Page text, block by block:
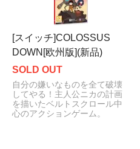
[スイッチ]COLOSSUS
DOWN[欧州版](新品)
SOLD OUT
自分の嫌いなものを全て破壊
してやる！主人公ニカの計画
を描いたベルトスクロール中
心のアクションゲーム。